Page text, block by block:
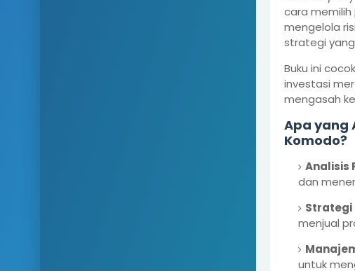
cara
mengelola
strategi
Buku ini
investasi
mengasah
Apa yang
Komodo?
Analisis
dan
Strategi
menjual
untuk